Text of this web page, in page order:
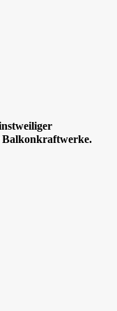
Balkonkraftwerke.